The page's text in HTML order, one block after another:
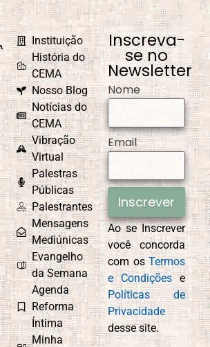
Instituição
História do
CEMA
Nosso Blog
Notícias do
CEMA
Vibração
Virtual
Palestras
Públicas
Palestrantes
Mensagens
Mediúnicas
Evangelho
da Semana
Agenda
Reforma
Íntima
Minha
Inscreva-
se no
Newsletter
Nome
Email
Inscrever
Ao se Inscrever
você concorda
com osTermos
e Condições e
Políticas de
Privacidade
desse site.